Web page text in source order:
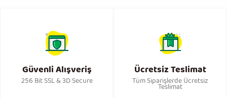
Güvenli Alışveriş
256 Bit SSL & 3D Secure
Ücretsiz Teslimat
Tüm Siparişlerde Ücretsiz
Teslimat